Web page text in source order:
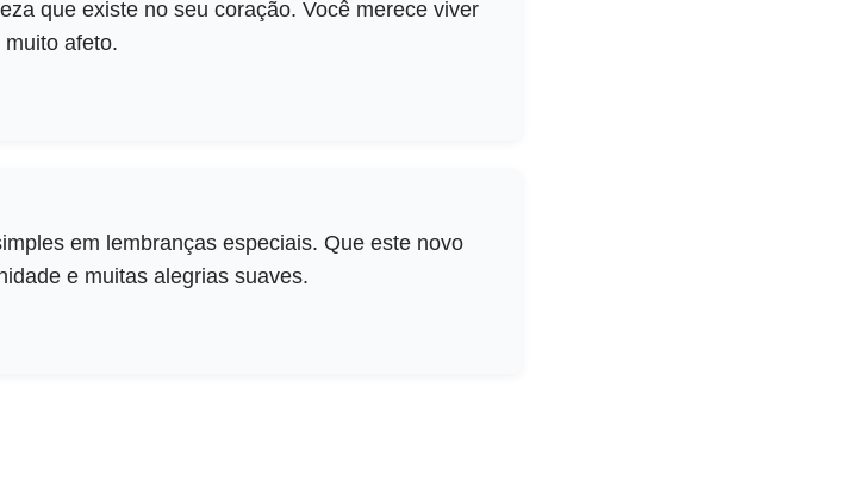
que existe no seu coração. Você merece viver
afeto.
em lembranças especiais. Que este novo
e muitas alegrias suaves.